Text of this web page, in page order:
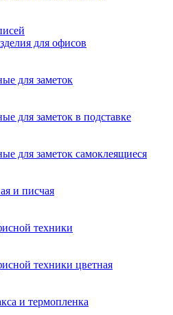
для офисов
для заметок
для заметок в подставке
для заметок самоклеящиеся
и писчая
техники
техники цветная
и термопленка